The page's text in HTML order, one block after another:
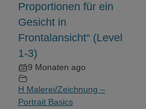
Proportionen für ein
Gesicht in
Frontalansicht“ (Level
1-3)
9 Monaten ago
H Malerei/Zeichnung –
Portrait Basics